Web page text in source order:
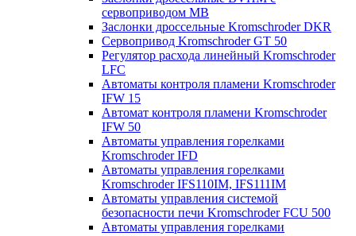
сервоприводом МВ
Заслонки дроссельные Kromschroder DKR
Cервопривод Kromschroder GT 50
Регулятор расхода линейный Kromschroder
LFC
Автоматы контроля пламени Kromschroder
IFW 15
Автомат контроля пламени Kromschroder
IFW 50
Автоматы управления горелками
Kromschroder IFD
Автоматы управления горелками
Kromschroder IFS110IM, IFS111IM
Автоматы управления системой
безопасности печи Kromschroder FCU 500
Автоматы управления горелками